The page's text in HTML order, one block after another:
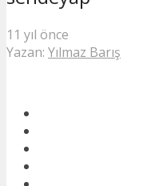
11 yıl önce
Yazan: Yılmaz Barış